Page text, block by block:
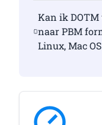
Kan ik DOTM
naar PBM
Linux, Mac